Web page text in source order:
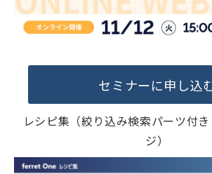
セミナーに申し込
レシピ集（絞り込み検索パーツ付
ジ）